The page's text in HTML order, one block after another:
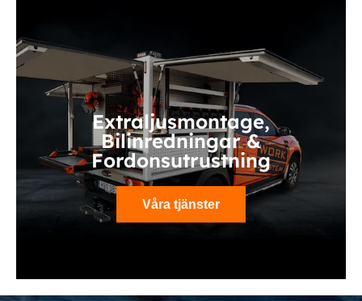
Extraljusmontage,
Bilinredningar &
Fordonsutrustning
Våra tjänster